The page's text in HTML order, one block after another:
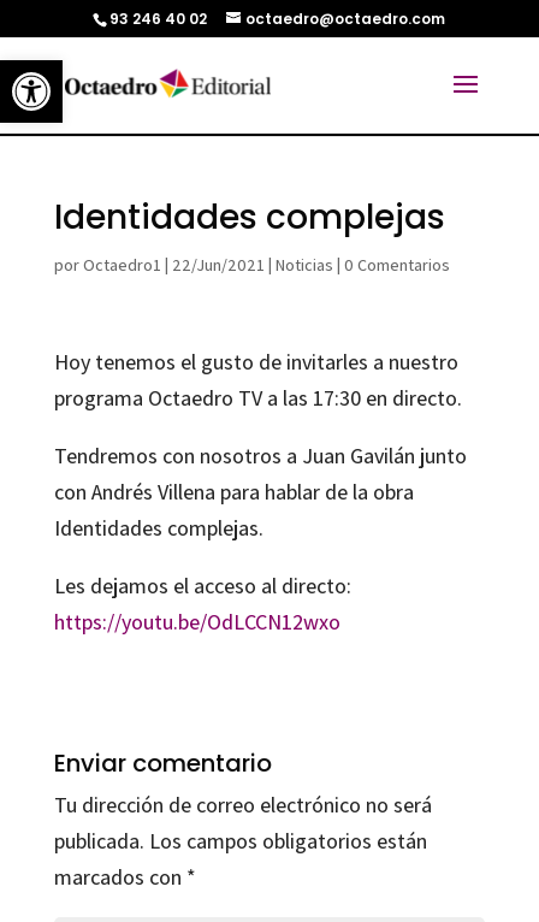
Abrir barra de herramientas
93 246 40 02 octaedro@octaedro.com
Identidades complejas
porOctaedro1 | 22/Jun/2021 | Noticias | 0 Comentarios
Hoy tenemos el gusto de invitarles a nuestro
programa Octaedro TV a las 17:30 en directo.
Tendremos con nosotros a Juan Gavilán junto
con Andrés Villena para hablar de la obra
Identidades complejas.
Les dejamos el acceso al directo:
https://youtu.be/OdLCCN12wxo
Enviar comentario
Tu dirección de correo electrónico no será
publicada. Los campos obligatorios están
marcados con *